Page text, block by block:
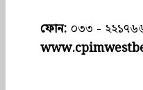
ফোন: ০৩৩ -